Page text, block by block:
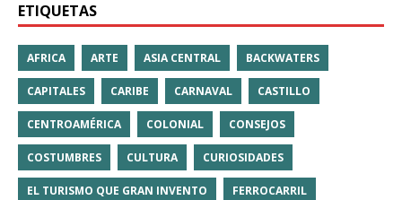
ETIQUETAS
AFRICA ARTE ASIA CENTRAL BACKWATERS
CAPITALES CARIBE CARNAVAL CASTILLO
CENTROAMÉRICA COLONIAL CONSEJOS
COSTUMBRES CULTURA CURIOSIDADES
EL TURISMO QUE GRAN INVENTO FERROCARRIL